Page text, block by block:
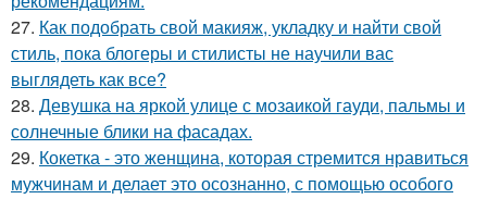
27. Как подобрать свой макияж, укладку и найти свой
стиль, пока блогеры и стилисты не научили вас
выглядеть как все?
28. Девушка на яркой улице с мозаикой гауди, пальмы и
солнечные блики на фасадах.
29. Кокетка - это женщина, которая стремится нравиться
мужчинам и делает это осознанно, с помощью особого